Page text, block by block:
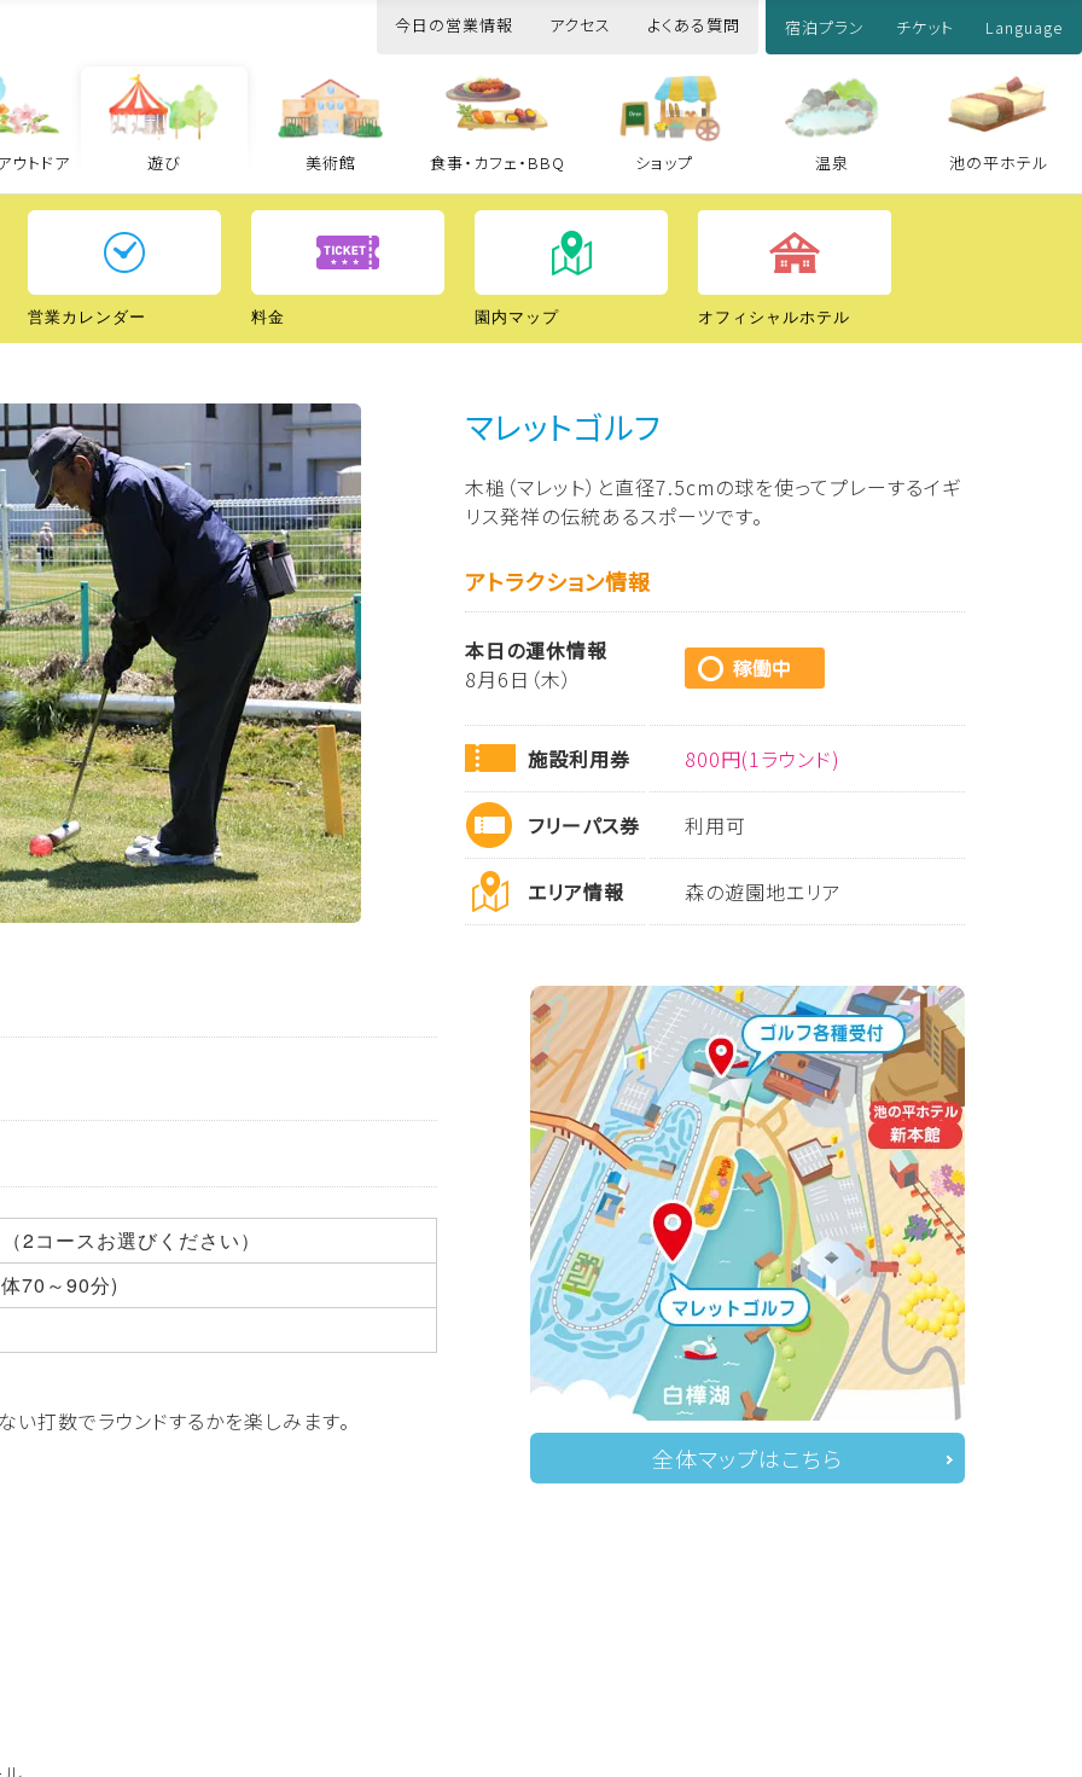
ウトドア 遊び
遊び TOP
どうぶつ王国
美術館 食事・カフェ・BBQ ショップ 温泉 池の平ホテル
今日の営業情報 アクセス よくある質問 宿泊プラン チケット Language
営業カレンダー 料金 園内マップ オフィシャルホテル
マレットゴルフ
木槌（マレット）と直径7.5cmの球を使ってプレーするイギ
リス発祥の伝統あるスポーツです。
アトラクション情報
本日の運休情報
8月6日（木）
施設利用券 800円(1ラウンド)
フリーパス券 利用可
エリア情報 森の遊園地エリア
2コースお選びください）
70～90分)
打数でラウンドするかを楽しみます。
全体マップはこちら